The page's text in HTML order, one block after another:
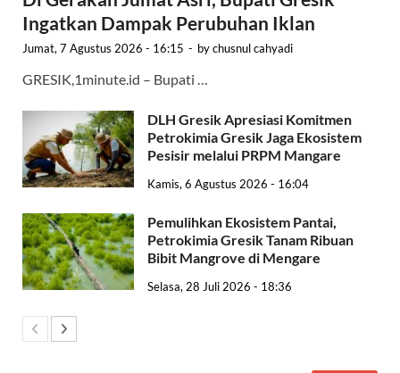
Ingatkan Dampak Perubuhan Iklan
Jumat, 7 Agustus 2026 - 16:15 - bychusnul cahyadi
GRESIK,1minute.id – Bupati …
DLH Gresik Apresiasi Komitmen
Petrokimia Gresik Jaga Ekosistem
Pesisir melalui PRPM Mangare
Kamis, 6 Agustus 2026 - 16:04
Pemulihkan Ekosistem Pantai,
Petrokimia Gresik Tanam Ribuan
Bibit Mangrove di Mengare
Selasa, 28 Juli 2026 - 18:36